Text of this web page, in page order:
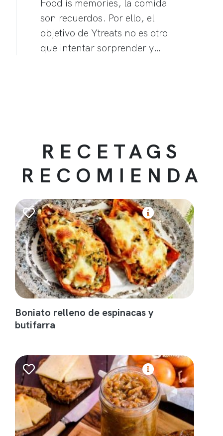
Food is memories, la comida
son recuerdos. Por ello, el
objetivo de Ytreats no es otro
que intentar sorprender y…
RECETAGS
RECOMIENDA
Boniato relleno de espinacas y
butifarra